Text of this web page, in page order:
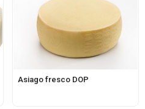
Asiago fresco DOP